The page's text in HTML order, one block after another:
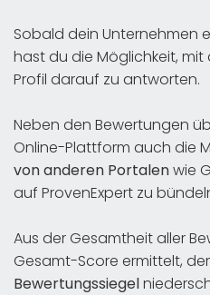
Sobald dein Unternehmen
hast du die Möglichkeit, mit
Profil darauf zu antworten.
Neben den Bewertungen
Online-Plattform auch die
von anderen Portalenwie
auf ProvenExpert zu
Aus der Gesamtheit aller
Gesamt-Score ermittelt,
Bewertungssiegel